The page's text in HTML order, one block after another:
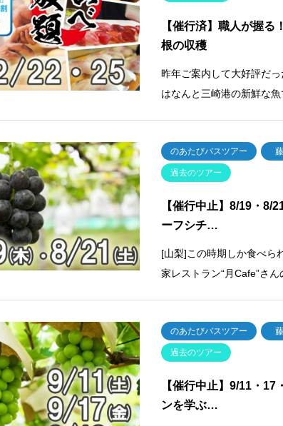
【催行済】職人が握
根の収穫
昨年ご案内して大好評だ
はなんと三崎港の新鮮な
のあたびバスツアー
過去のツアー
【催行中止】8/19・
ーフシチ…
[山梨]この時期しか食べら
家レストラン“月Cafe”さ
のあたびバスツアー
過去のツアー
【催行中止】9/11・
ンを学ぶ…